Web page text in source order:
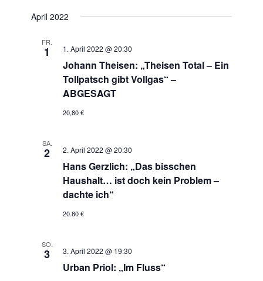
April 2022
FR.
1 1. April 2022 @ 20:30
Johann Theisen: „Theisen Total – Ein
Tollpatsch gibt Vollgas“ –
ABGESAGT
20,80 €
SA.
2 2. April 2022 @ 20:30
Hans Gerzlich: „Das bisschen
Haushalt… ist doch kein Problem –
dachte ich“
20.80 €
SO.
3 3. April 2022 @ 19:30
Urban Priol: „Im Fluss“